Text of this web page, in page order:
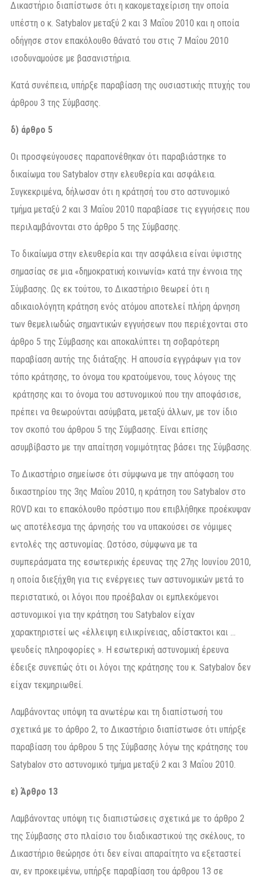
Δικαστήριο διαπίστωσε ότι η κακομεταχείριση την οποία
υπέστη ο κ. Satybalov μεταξύ 2 και 3 Μαΐου 2010 και η οποία
οδήγησε στον επακόλουθο θάνατό του στις 7 Μαΐου 2010
ισοδυναμούσε με βασανιστήρια.
Κατά συνέπεια, υπήρξε παραβίαση της ουσιαστικής πτυχής του
άρθρου 3 της Σύμβασης.
δ) άρθρο 5
Οι προσφεύγουσες παραπονέθηκαν ότι παραβιάστηκε το
δικαίωμα του Satybalov στην ελευθερία και ασφάλεια.
Συγκεκριμένα, δήλωσαν ότι η κράτησή του στο αστυνομικό
τμήμα μεταξύ 2 και 3 Μαΐου 2010 παραβίασε τις εγγυήσεις που
περιλαμβάνονται στο άρθρο 5 της Σύμβασης.
Το δικαίωμα στην ελευθερία και την ασφάλεια είναι ύψιστης
σημασίας σε μια «δημοκρατική κοινωνία» κατά την έννοια της
Σύμβασης. Ως εκ τούτου, το Δικαστήριο θεωρεί ότι η
αδικαιολόγητη κράτηση ενός ατόμου αποτελεί πλήρη άρνηση
των θεμελιωδώς σημαντικών εγγυήσεων που περιέχονται στο
άρθρο 5 της Σύμβασης και αποκαλύπτει τη σοβαρότερη
παραβίαση αυτής της διάταξης. Η απουσία εγγράφων για τον
τόπο κράτησης, το όνομα του κρατούμενου, τους λόγους της
κράτησης και το όνομα του αστυνομικού που την αποφάσισε,
πρέπει να θεωρούνται ασύμβατα, μεταξύ άλλων, με τον ίδιο
τον σκοπό του άρθρου 5 της Σύμβασης. Είναι επίσης
ασυμβίβαστο με την απαίτηση νομιμότητας βάσει της Σύμβασης.
Το Δικαστήριο σημείωσε ότι σύμφωνα με την απόφαση του
δικαστηρίου της 3ης Μαΐου 2010, η κράτηση του Satybalov στο
ROVD και το επακόλουθο πρόστιμο που επιβλήθηκε προέκυψαν
ως αποτέλεσμα της άρνησής του να υπακούσει σε νόμιμες
εντολές της αστυνομίας. Ωστόσο, σύμφωνα με τα
συμπεράσματα της εσωτερικής έρευνας της 27ης Ιουνίου 2010,
η οποία διεξήχθη για τις ενέργειες των αστυνομικών μετά το
περιστατικό, οι λόγοι που προέβαλαν οι εμπλεκόμενοι
αστυνομικοί για την κράτηση του Satybalov είχαν
χαρακτηριστεί ως «έλλειψη ειλικρίνειας, αδίστακτοι και …
ψευδείς πληροφορίες ». Η εσωτερική αστυνομική έρευνα
έδειξε συνεπώς ότι οι λόγοι της κράτησης του κ. Satybalov δεν
είχαν τεκμηριωθεί.
Λαμβάνοντας υπόψη τα ανωτέρω και τη διαπίστωσή του
σχετικά με το άρθρο 2, το Δικαστήριο διαπίστωσε ότι υπήρξε
παραβίαση του άρθρου 5 της Σύμβασης λόγω της κράτησης του
Satybalov στο αστυνομικό τμήμα μεταξύ 2 και 3 Μαΐου 2010.
ε) Άρθρο 13
Λαμβάνοντας υπόψη τις διαπιστώσεις σχετικά με το άρθρο 2
της Σύμβασης στο πλαίσιο του διαδικαστικού της σκέλους, το
Δικαστήριο θεώρησε ότι δεν είναι απαραίτητο να εξεταστεί
αν, εν προκειμένω, υπήρξε παραβίαση του άρθρου 13 σε